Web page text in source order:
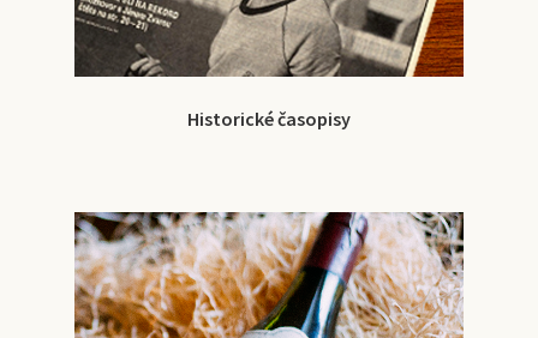
Historické časopisy